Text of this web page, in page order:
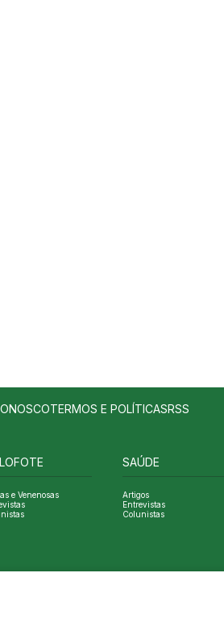
TERMOS E POLÍTICASRSS
e Venenosas
SAÚDE
Artigos
Entrevistas
Colunistas